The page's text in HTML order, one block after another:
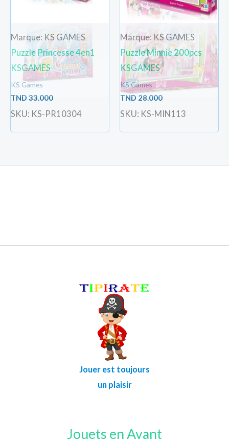
Marque: KS GAMES
Puzzle Princesse 4en1
KSGAMES
KS Games
TND 33.000
SKU: KS-PR10304
Marque: KS GAMES
Puzzle Minnie 200pcs
KSGAMES
KS Games
TND 28.000
SKU: KS-MIN113
Jouer est toujours
un plaisir
Jouets en Avant